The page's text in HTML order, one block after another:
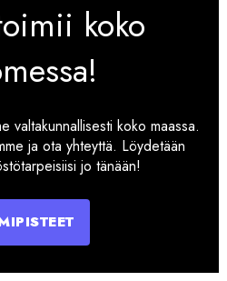
koko
valtakunnallisesti koko maassa.
ja ota yhteyttä. Löydetään
jo tänään!